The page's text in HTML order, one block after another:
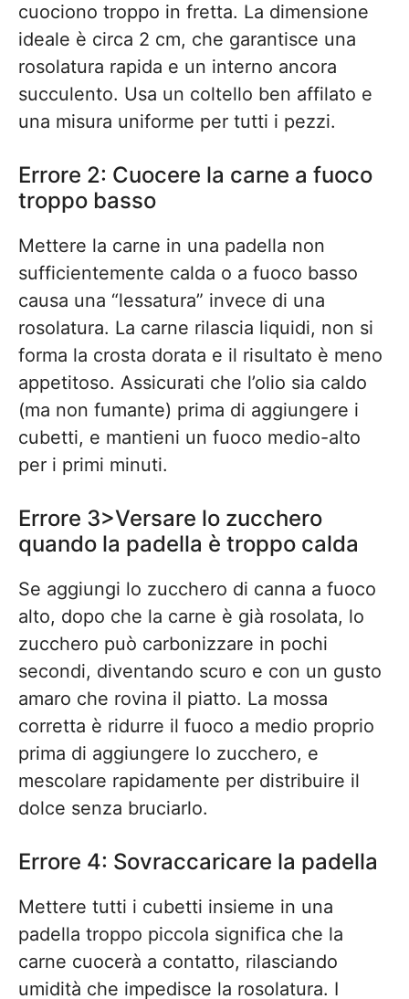
cuociono troppo in fretta. La dimensione
ideale è circa 2 cm, che garantisce una
rosolatura rapida e un interno ancora
succulento. Usa un coltello ben affilato e
una misura uniforme per tutti i pezzi.
Errore 2: Cuocere la carne a fuoco
troppo basso
Mettere la carne in una padella non
sufficientemente calda o a fuoco basso
causa una “lessatura” invece di una
rosolatura. La carne rilascia liquidi, non si
forma la crosta dorata e il risultato è meno
appetitoso. Assicurati che l’olio sia caldo
(ma non fumante) prima di aggiungere i
cubetti, e mantieni un fuoco medio-alto
per i primi minuti.
Errore 3>Versare lo zucchero
quando la padella è troppo calda
Se aggiungi lo zucchero di canna a fuoco
alto, dopo che la carne è già rosolata, lo
zucchero può carbonizzare in pochi
secondi, diventando scuro e con un gusto
amaro che rovina il piatto. La mossa
corretta è ridurre il fuoco a medio proprio
prima di aggiungere lo zucchero, e
mescolare rapidamente per distribuire il
dolce senza bruciarlo.
Errore 4: Sovraccaricare la padella
Mettere tutti i cubetti insieme in una
padella troppo piccola significa che la
carne cuocerà a contatto, rilasciando
umidità che impedisce la rosolatura. I